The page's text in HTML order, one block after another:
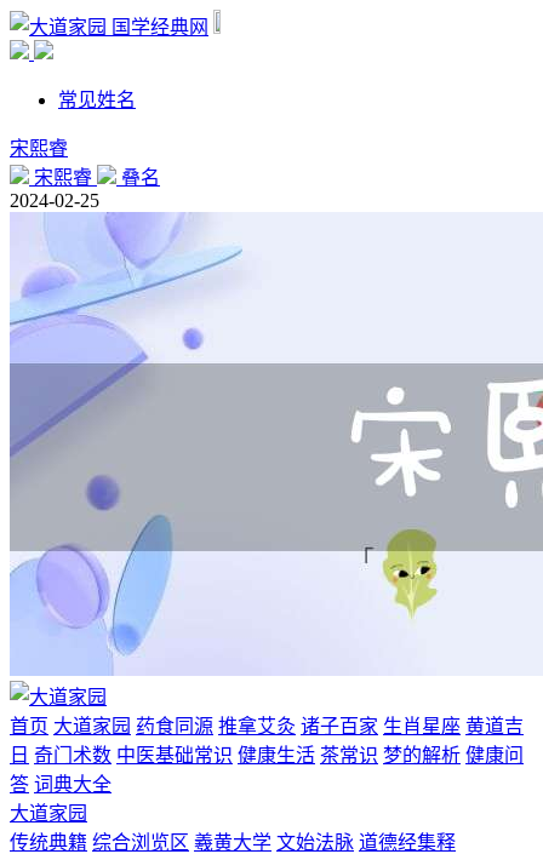
国学经典网
常见姓名
宋熙睿
宋熙睿
叠名
2024-02-25
首页 大道家园 药食同源 推拿艾灸 诸子百家 生肖星座 黄道吉
日 奇门术数 中医基础常识 健康生活 茶常识 梦的解析 健康问
答 词典大全
大道家园
传统典籍 综合浏览区 羲黄大学 文始法脉 道德经集释